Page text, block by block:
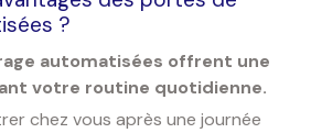
?
automatisées offrent une
votre routine quotidienne.
chez vous après une journée